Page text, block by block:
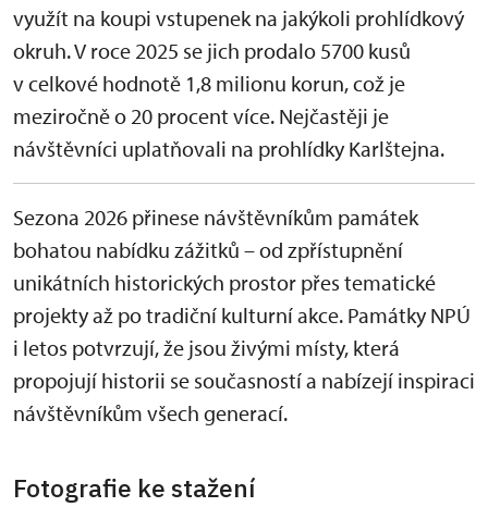
využít na koupi vstupenek na jakýkoli prohlídkový
okruh. V roce 2025 se jich prodalo 5700 kusů
v celkové hodnotě 1,8 milionu korun, což je
meziročně o 20 procent více. Nejčastěji je
návštěvníci uplatňovali na prohlídky Karlštejna.
Sezona 2026 přinese návštěvníkům památek
bohatou nabídku zážitků – od zpřístupnění
unikátních historických prostor přes tematické
projekty až po tradiční kulturní akce. Památky NPÚ
i letos potvrzují, že jsou živými místy, která
propojují historii se současností a nabízejí inspiraci
návštěvníkům všech generací.
Fotografie ke stažení